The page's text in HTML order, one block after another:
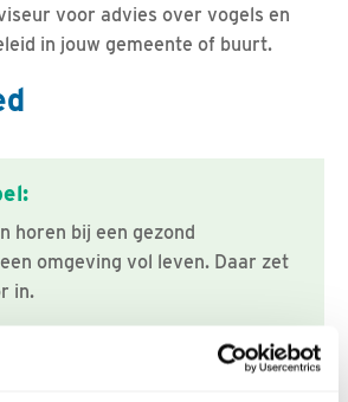
voor advies over vogels en
in jouw gemeente of buurt.
horen bij een gezond
omgeving vol leven. Daar zet
in.